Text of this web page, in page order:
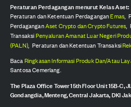
Peraturan Perdagangan menurut Kelas Aset:
Peraturan dan Ketentuan PerdaganganEmas
PerdaganganAset Crypto dan Crypto Futures
TransaksiPenyaluran Amanat Luar Negeri
(PALN), Peraturan dan Ketentuan Transaksi
Baca Ringkasan Informasi Produk Dan/Atau
Santosa Cemerlang.
The Plaza Office Tower 15th Floor Unit 15B-C,
Gondangdia, Menteng, Central Jakarta, DKI